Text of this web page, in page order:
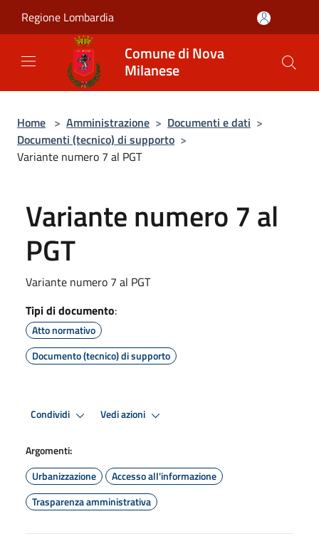
Regione Lombardia
Comune di Nova
Milanese
Home > Amministrazione > Documenti e dati >
Documenti (tecnico) di supporto >
Variante numero 7 al PGT
Variante numero 7 al
PGT
Variante numero 7 al PGT
Tipi di documento:
Atto normativo
Documento (tecnico) di supporto
Condividi Vedi azioni
Argomenti:
Urbanizzazione
Accesso all'informazione
Trasparenza amministrativa